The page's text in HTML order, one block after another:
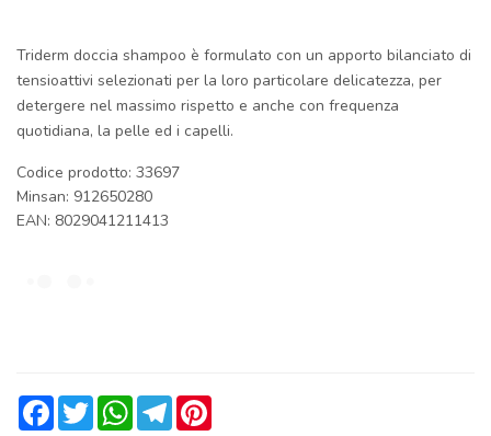
Triderm doccia shampoo è formulato con un apporto bilanciato di
tensioattivi selezionati per la loro particolare delicatezza, per
detergere nel massimo rispetto e anche con frequenza
quotidiana, la pelle ed i capelli.
Codice prodotto: 33697
Minsan: 912650280
EAN: 8029041211413
FacebookTwitter WhatsApp
Telegram